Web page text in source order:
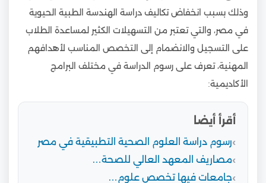
وذلك بسبب انخفاض تكاليف دراسة الهندسة الطبية الحيوية
في مصر، والتي تعتبر من التسهيلات الكثير لمساعدة الطلاب
على التسجيل والانضمام إلى التخصص المناسب لأهدافهم
المهنية، تعرف على رسوم الدراسة في مختلف البرامج
الأكاديمية:
أقرأ أيضا
رسوم دراسة العلوم الصحية التطبيقية في مصر
مصاريف المعهد العالي للصحة…
جامعات فيها تخصص علوم…